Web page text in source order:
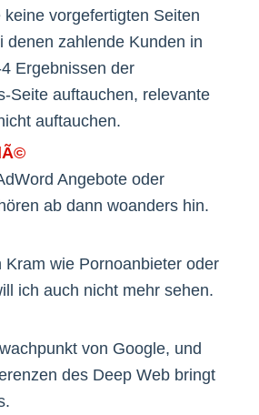
vorgefertigten Seiten
denen zahlende Kunden in
Ergebnissen der
Seite auftauchen, relevante
auftauchen.
Angebote oder
ab dann woanders hin.
wie Pornoanbieter oder
ich auch nicht mehr sehen.
von Google, und
des Deep Web bringt